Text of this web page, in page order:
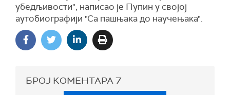
убедљивости", написао је Пупин у својој
аутобиографији "Са пашњака до научењака".
БРОЈ КОМЕНТАРА7